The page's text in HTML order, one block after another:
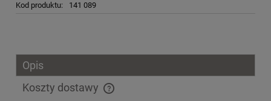
Kod produktu:
141 089
Opis
Koszty dostawy
Cena nie zawiera ewentualnych kosztów płatności